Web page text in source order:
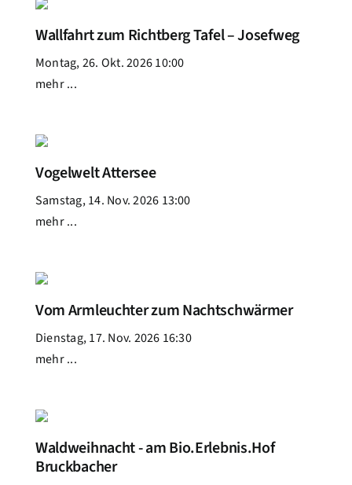
Wallfahrt zum Richtberg Tafel – Josefweg
Montag, 26. Okt. 2026 10:00
mehr ...
Vogelwelt Attersee
Samstag, 14. Nov. 2026 13:00
mehr ...
Vom Armleuchter zum Nachtschwärmer
Dienstag, 17. Nov. 2026 16:30
mehr ...
Waldweihnacht - am Bio.Erlebnis.Hof
Bruckbacher